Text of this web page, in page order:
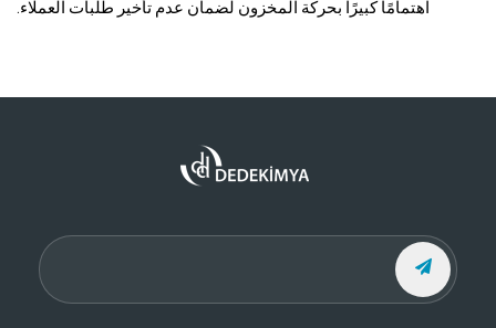
اهتمامًا كبيرًا بحركة المخزون لضمان عدم تأخير طلبات العملاء.